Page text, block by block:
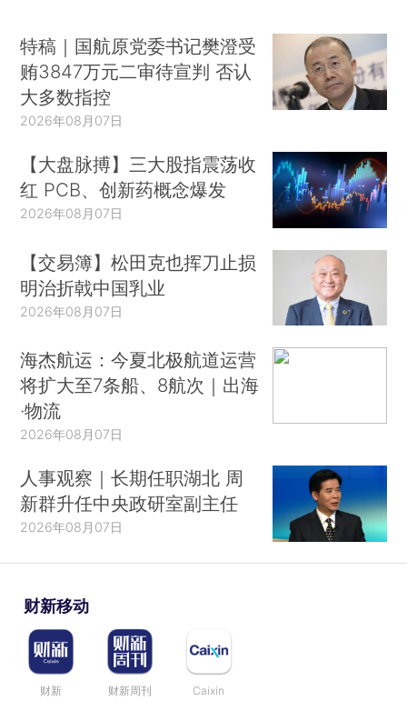
特稿｜国航原党委书记樊澄受
贿3847万元二审待宣判 否认
大多数指控
2026年08月07日
【大盘脉搏】三大股指震荡收
红 PCB、创新药概念爆发
2026年08月07日
【交易簿】松田克也挥刀止损
明治折戟中国乳业
2026年08月07日
海杰航运：今夏北极航道运营
将扩大至7条船、8航次｜出海
·物流
2026年08月07日
人事观察｜长期任职湖北 周
新群升任中央政研室副主任
2026年08月07日
财新移动
财新 财新周刊 Caixin